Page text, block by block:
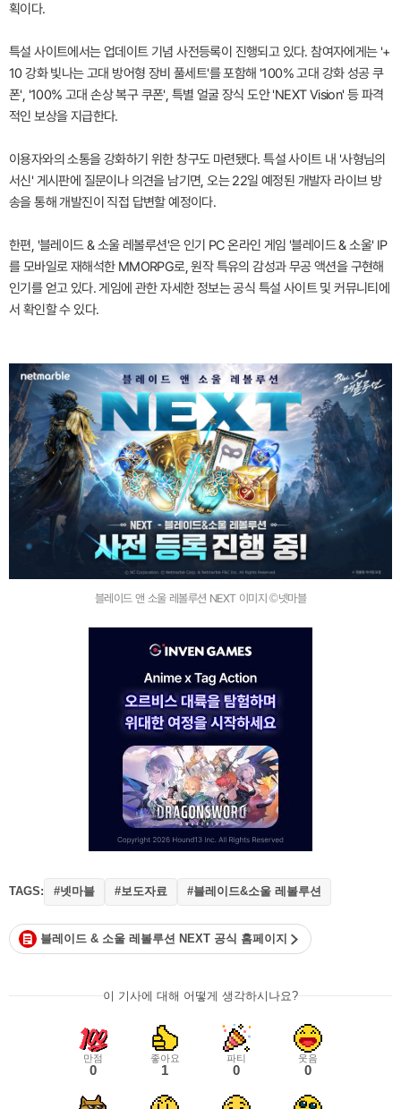
획이다.
특설 사이트에서는 업데이트 기념 사전등록이 진행되고 있다. 참여자에게는 '+
10 강화 빛나는 고대 방어형 장비 풀세트'를 포함해 '100% 고대 강화 성공 쿠
폰', '100% 고대 손상 복구 쿠폰', 특별 얼굴 장식 도안 'NEXT Vision' 등 파격
적인 보상을 지급한다.
이용자와의 소통을 강화하기 위한 창구도 마련됐다. 특설 사이트 내 '사형님의
서신' 게시판에 질문이나 의견을 남기면, 오는 22일 예정된 개발자 라이브 방
송을 통해 개발진이 직접 답변할 예정이다.
한편, '블레이드 & 소울 레볼루션'은 인기 PC 온라인 게임 '블레이드 & 소울' IP
를 모바일로 재해석한 MMORPG로, 원작 특유의 감성과 무공 액션을 구현해
인기를 얻고 있다. 게임에 관한 자세한 정보는 공식 특설 사이트 및 커뮤니티에
서 확인할 수 있다.
블레이드 앤 소울 레볼루션 NEXT 이미지 ©넷마블
TAGS: #넷마블 #보도자료 #블레이드&소울 레볼루션
블레이드 & 소울 레볼루션 NEXT 공식 홈페이지
이 기사에 대해 어떻게 생각하시나요?
만점
0
좋아요
1
파티
0
웃음
0